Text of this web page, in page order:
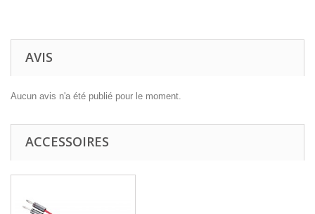
AVIS
Aucun avis n'a été publié pour le moment.
ACCESSOIRES